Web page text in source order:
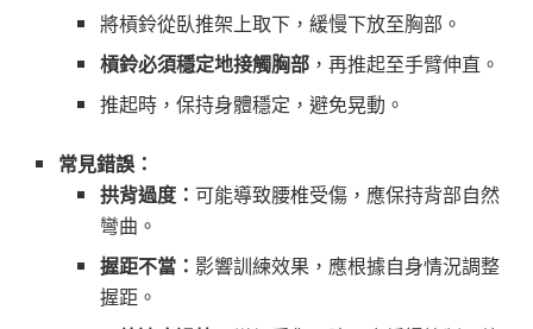
將槓鈴從臥推架上取下，緩慢下放至胸部。
槓鈴必須穩定地接觸胸部，再推起至手臂伸直。
推起時，保持身體穩定，避免晃動。
常見錯誤：
拱背過度： 可能導致腰椎受傷，應保持背部自然
彎曲。
握距不當： 影響訓練效果，應根據自身情況調整
握距。